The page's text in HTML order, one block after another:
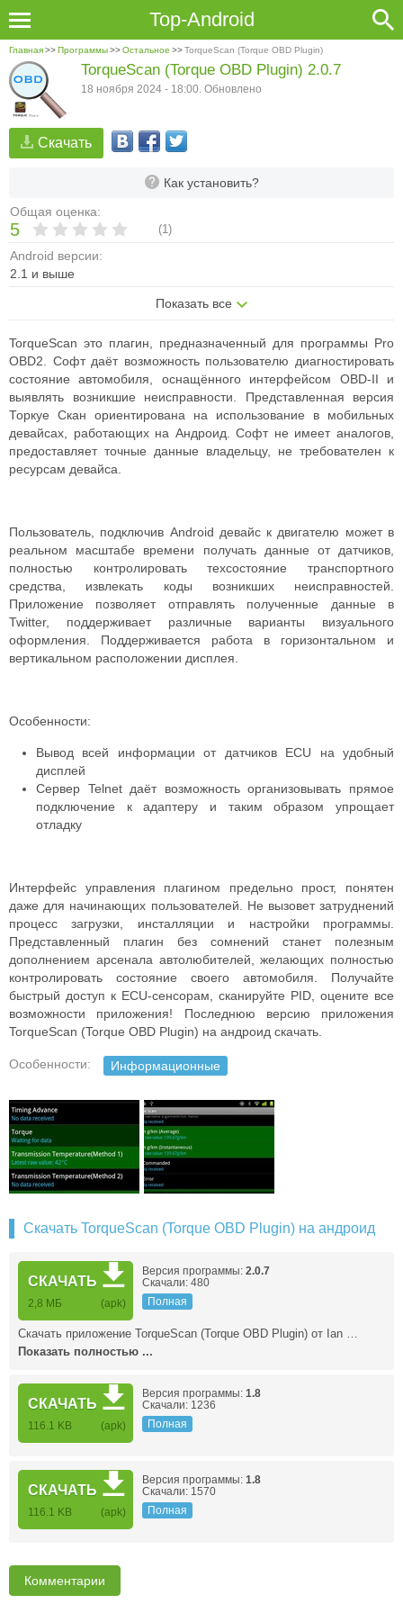
Top-Android
Главная>>Программы>>Остальное >>TorqueScan (Torque OBD Plugin)
Скачать
Как установить?
Общая оценка:
5 (1)
Android версии:
2.1 и выше
Показать все
TorqueScan (Torque OBD Plugin) 2.0.7
18 ноября 2024 - 18:00. Обновлено
TorqueScan это плагин, предназначенный для программы Pro
OBD2. Софт даёт возможность пользователю диагностировать
состояние автомобиля, оснащённого интерфейсом OBD-II и
выявлять возникшие неисправности. Представленная версия
Торкуе Скан ориентирована на использование в мобильных
девайсах, работающих на Андроид. Софт не имеет аналогов,
предоставляет точные данные владельцу, не требователен к
ресурсам девайса.
Пользователь, подключив Android девайс к двигателю может в
реальном масштабе времени получать данные от датчиков,
полностью контролировать техсостояние транспортного
средства, извлекать коды возникших неисправностей.
Приложение позволяет отправлять полученные данные в
Twitter, поддерживает различные варианты визуального
оформления. Поддерживается работа в горизонтальном и
вертикальном расположении дисплея.
Особенности:
Вывод всей информации от датчиков ECU на удобный
дисплей
Сервер Telnet даёт возможность организовывать прямое
подключение к адаптеру и таким образом упрощает
отладку
Интерфейс управления плагином предельно прост, понятен
даже для начинающих пользователей. Не вызовет затруднений
процесс загрузки, инсталляции и настройки программы.
Представленный плагин без сомнений станет полезным
дополнением арсенала автолюбителей, желающих полностью
контролировать состояние своего автомобиля. Получайте
быстрый доступ к ECU-сенсорам, сканируйте PID, оцените все
возможности приложения! Последнюю версию приложения
TorqueScan (Torque OBD Plugin) на андроид скачать.
Особенности: Информационные
Скачать TorqueScan (Torque OBD Plugin) на андроид
СКАЧАТЬ
2,8 МБ (apk)
Версия программы: 2.0.7
Скачали: 480
Полная
Скачать приложение TorqueScan (Torque OBD Plugin) от Ian …
Показать полностью ...
СКАЧАТЬ
116.1 KB (apk)
Версия программы: 1.8
Скачали: 1236
Полная
СКАЧАТЬ
116.1 KB (apk)
Версия программы: 1.8
Скачали: 1570
Полная
Комментарии